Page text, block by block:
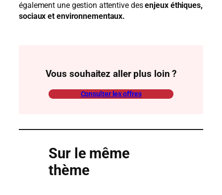
également une gestion attentive desenjeux éthiques,
sociaux et environnementaux.
Vous souhaitez aller plus loin ?
Consulter les offres
Sur le même
thème